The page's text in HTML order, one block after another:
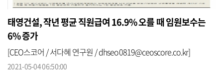
태영건설, 작년 평균 직원급여 16.9% 오를 때 임원보수는
6% 증가
[CEO스코어 / 서다혜 연구원 / dhseo0819@ceoscore.co.kr]
2021-05-04 06:50:00